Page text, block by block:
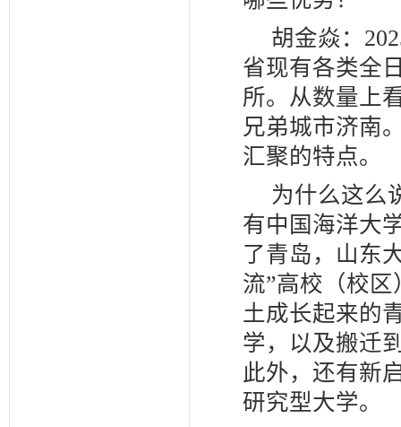
胡金焱：
省现有各类全
所。从数量上
兄弟城市济南
汇聚的特点。
为什么这么
有中国海洋大
了青岛，山东
流”高校（校
土成长起来的
学，以及搬迁
此外，还有新
研究型大学。